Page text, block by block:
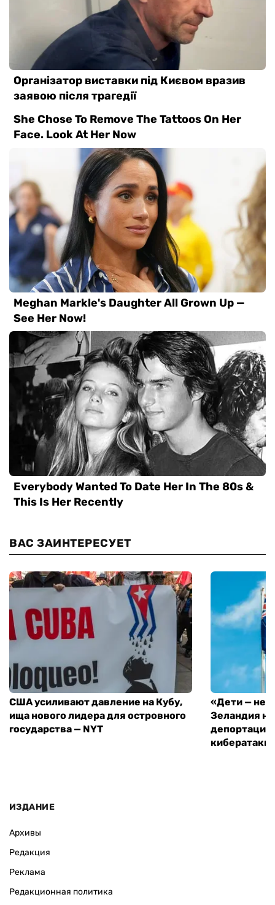
ВАС ЗАИНТЕРЕСУЕТ
США усиливают давление на Кубу,
ища нового лидера для островного
государства — NYT
«Дети — не
Зеландия
депортацию
кибератаки
ИЗДАНИЕ
Архивы
Редакция
Реклама
Редакционная политика